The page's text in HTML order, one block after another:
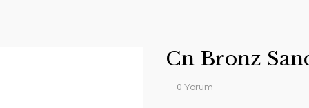
Cn Bronz
0 Yorum